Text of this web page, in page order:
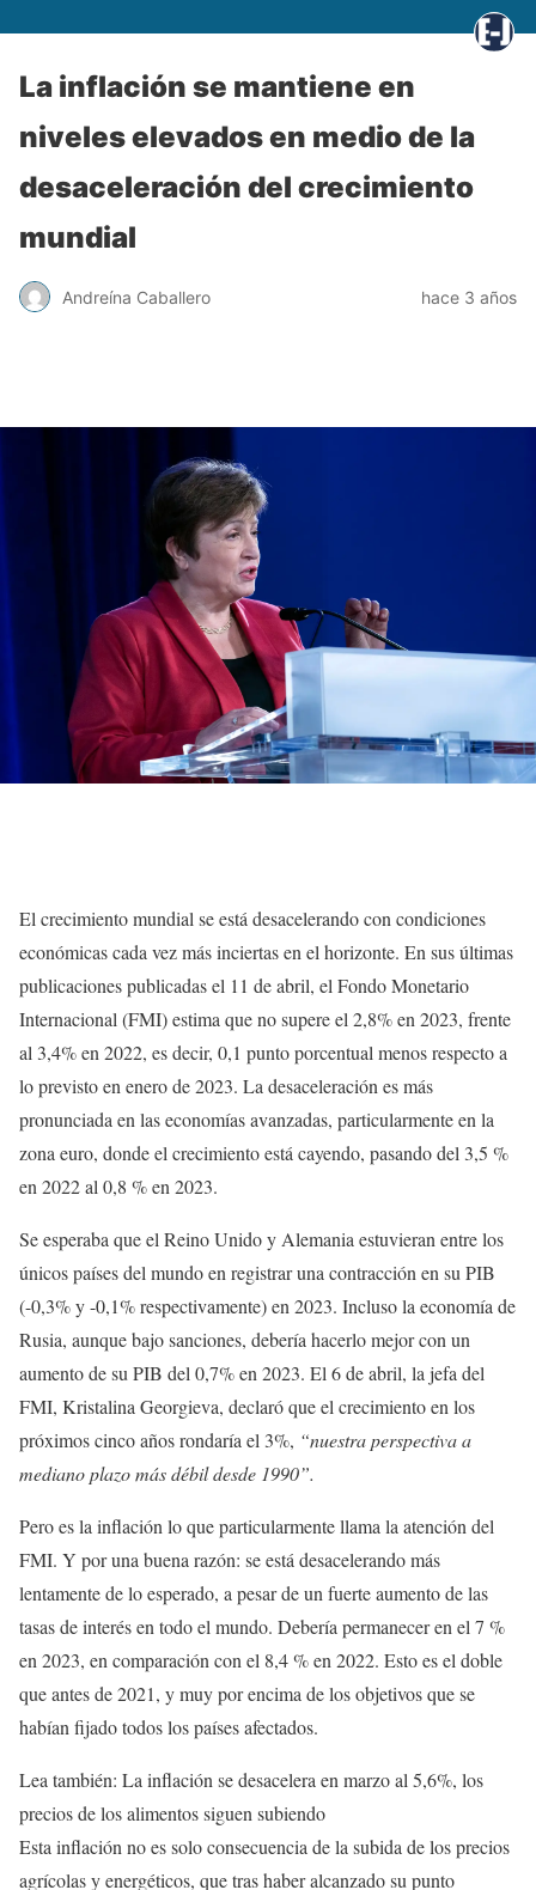
La inflación se mantiene en
niveles elevados en medio de la
desaceleración del crecimiento
mundial
Andreína Caballero hace 3 años
El crecimiento mundial se está desacelerando con condiciones
económicas cada vez más inciertas en el horizonte. En sus últimas
publicaciones publicadas el 11 de abril, el Fondo Monetario
Internacional (FMI) estima que no supere el 2,8% en 2023, frente
al 3,4% en 2022, es decir, 0,1 punto porcentual menos respecto a
lo previsto en enero de 2023. La desaceleración es más
pronunciada en las economías avanzadas, particularmente en la
zona euro, donde el crecimiento está cayendo, pasando del 3,5 %
en 2022 al 0,8 % en 2023.
Se esperaba que el Reino Unido y Alemania estuvieran entre los
únicos países del mundo en registrar una contracción en su PIB
(-0,3% y -0,1% respectivamente) en 2023. Incluso la economía de
Rusia, aunque bajo sanciones, debería hacerlo mejor con un
aumento de su PIB del 0,7% en 2023. El 6 de abril, la jefa del
FMI, Kristalina Georgieva, declaró que el crecimiento en los
próximos cinco años rondaría el 3%, “nuestra perspectiva a
mediano plazo más débil desde 1990”.
Pero es la inflación lo que particularmente llama la atención del
FMI. Y por una buena razón: se está desacelerando más
lentamente de lo esperado, a pesar de un fuerte aumento de las
tasas de interés en todo el mundo. Debería permanecer en el 7 %
en 2023, en comparación con el 8,4 % en 2022. Esto es el doble
que antes de 2021, y muy por encima de los objetivos que se
habían fijado todos los países afectados.
Lea también: La inflación se desacelera en marzo al 5,6%, los
precios de los alimentos siguen subiendo
Esta inflación no es solo consecuencia de la subida de los precios
agrícolas y energéticos, que tras haber alcanzado su punto